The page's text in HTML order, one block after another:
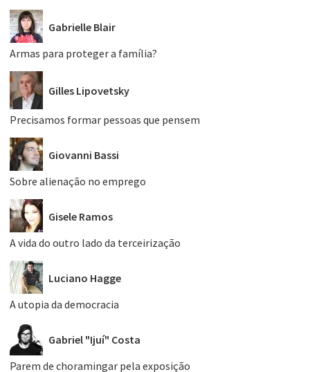
Gabrielle Blair
Armas para proteger a família?
Gilles Lipovetsky
Precisamos formar pessoas que pensem
Giovanni Bassi
Sobre alienação no emprego
Gisele Ramos
A vida do outro lado da terceirização
Luciano Hagge
A utopia da democracia
Gabriel "Ijuí" Costa
Parem de choramingar pela exposição